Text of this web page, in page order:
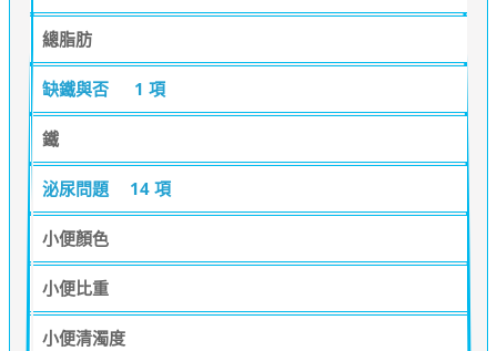
總脂肪
缺鐵與否 1 項
鐵
泌尿問題 14 項
小便顏色
小便比重
小便清濁度